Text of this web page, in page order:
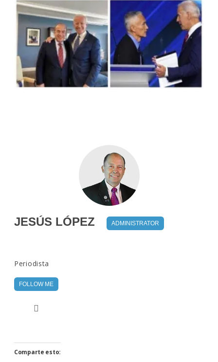
JESÚS LÓPEZ ADMINISTRATOR
Periodista
FOLLOW ME
Comparte esto: